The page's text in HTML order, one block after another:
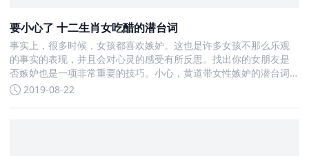
要小心了 十二生肖女吃醋的潜台词
事实上，很多时候，女孩都喜欢嫉妒。这也是许多女孩不那么乐观
的事实的表现，并且会对心灵的感受有所反思。找出你的女朋友是
否嫉妒也是一项非常重要的技巧。小心，黄道带女性嫉妒的潜台词
就是这些
2019-08-22